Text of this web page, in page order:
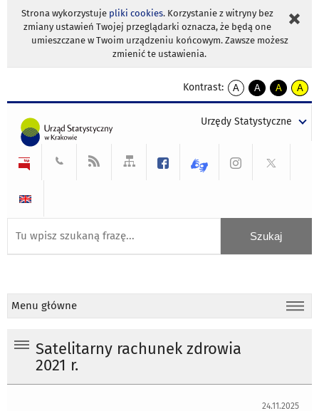
Strona wykorzystuje pliki cookies. Korzystanie z witryny bez
zmiany ustawień Twojej przeglądarki oznacza, że będą one
umieszczane w Twoim urządzeniu końcowym. Zawsze możesz
zmienić te ustawienia.
Kontrast:
A
kontrast
A
kontrast
tekst
czarnym
A
kontrast
tekst
czarnym
A
tekst
żółtym
Urzędy Statystyczne
Menu główne
Satelitarny rachunek zdrowia
2021 r.
24.11.2025